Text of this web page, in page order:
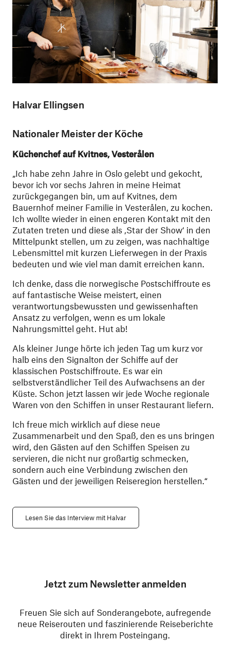
Halvar Ellingsen
Nationaler Meister der Köche
Küchenchef auf Kvitnes, Vesterålen
„Ich habe zehn Jahre in Oslo gelebt und gekocht,
bevor ich vor sechs Jahren in meine Heimat
zurückgegangen bin, um auf Kvitnes, dem
Bauernhof meiner Familie in Vesterålen, zu kochen.
Ich wollte wieder in einen engeren Kontakt mit den
Zutaten treten und diese als ‚Star der Show‘ in den
Mittelpunkt stellen, um zu zeigen, was nachhaltige
Lebensmittel mit kurzen Lieferwegen in der Praxis
bedeuten und wie viel man damit erreichen kann.
Ich denke, dass die norwegische Postschiffroute es
auf fantastische Weise meistert, einen
verantwortungsbewussten und gewissenhaften
Ansatz zu verfolgen, wenn es um lokale
Nahrungsmittel geht. Hut ab!
Als kleiner Junge hörte ich jeden Tag um kurz vor
halb eins den Signalton der Schiffe auf der
klassischen Postschiffroute. Es war ein
selbstverständlicher Teil des Aufwachsens an der
Küste. Schon jetzt lassen wir jede Woche regionale
Waren von den Schiffen in unser Restaurant liefern.
Ich freue mich wirklich auf diese neue
Zusammenarbeit und den Spaß, den es uns bringen
wird, den Gästen auf den Schiffen Speisen zu
servieren, die nicht nur großartig schmecken,
sondern auch eine Verbindung zwischen den
Gästen und der jeweiligen Reiseregion herstellen.“
Lesen Sie das Interview mit Halvar
Jetzt zum Newsletter anmelden
Freuen Sie sich auf Sonderangebote, aufregende
neue Reiserouten und faszinierende Reiseberichte
direkt in Ihrem Posteingang.